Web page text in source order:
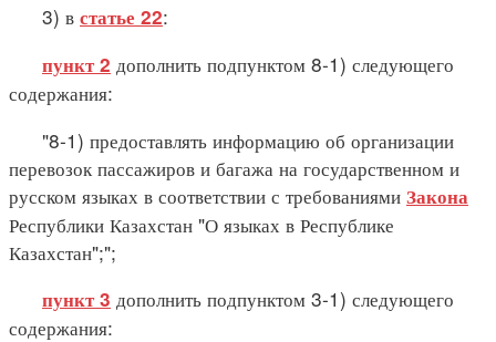
3) в статье 22:
пункт 2 дополнить подпунктом 8-1) следующего
содержания:
"8-1) предоставлять информацию об организации
перевозок пассажиров и багажа на государственном и
русском языках в соответствии с требованиями Закона
Республики Казахстан "О языках в Республике
Казахстан";";
пункт 3 дополнить подпунктом 3-1) следующего
содержания: